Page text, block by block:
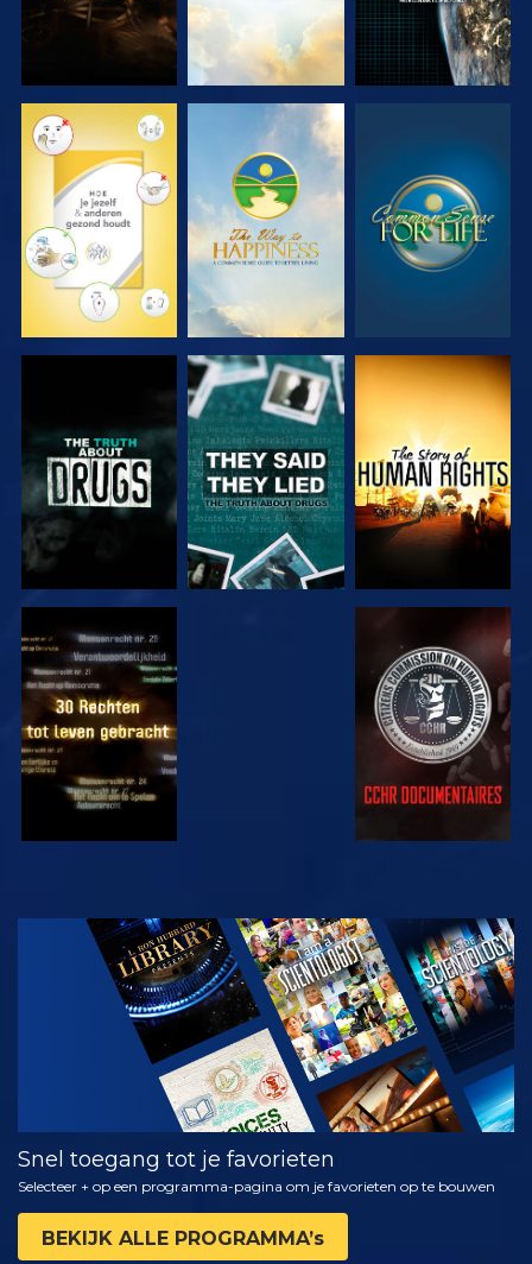
KIJK KIJK KIJK
KIJK KIJK
KIJK KIJK
KIJK
VERKEN DE
SERIE
Snel toegang tot je favorieten
Selecteer + op een programma-pagina om je favorieten op te bouwen
BEKIJK ALLE PROGRAMMA’s